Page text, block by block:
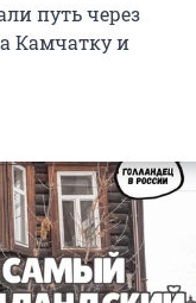
путь через
Камчатку и